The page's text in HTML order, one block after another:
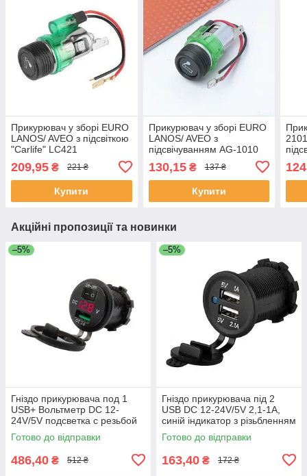
Прикурювач у зборі EURO
LANOS/ AVEO з підсвіткою
"Carlife" LC421
209,95 ₴ 221 ₴
Купити
Прикурювач у зборі EURO
LANOS/ AVEO з
підсвічуванням AG-1010
130,15₴ 137 ₴
Купити
Акційні пропозиції та новинки
–5%
Гніздо прикурювача под 1
USB+ Вольтметр DC 12-
24V/5V подсветка с резьбой
P-10 Red QC 3.0
(выключатель)
Готово до відправки
486,40 ₴ 512 ₴
–5%
Гніздо прикурювача під 2
USB DC 12-24V/5V 2,1-1A,
синій індикатор з різьбленням
Готово до відправки
163,40 ₴ 172 ₴